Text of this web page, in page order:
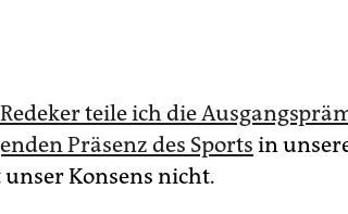
teile ich die
Präsenz des Sports in
Konsens nicht.